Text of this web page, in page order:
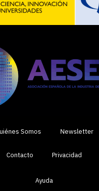
Somos Newsletter
Contacto Privacidad
Ayuda